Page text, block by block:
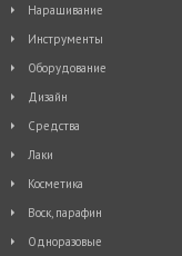
Наращивание
Инструменты
Оборудование
Дизайн
Средства
Лаки
Косметика
Воск, парафин
Одноразовые